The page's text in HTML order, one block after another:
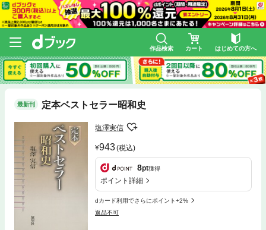
作品検索 カート はじめての方へ
最新刊 定本ベストセラー昭和史
塩澤実信
943(税込)
8pt獲得
ポイント詳細
dカード利用でさらにポイント+2%
返品不可